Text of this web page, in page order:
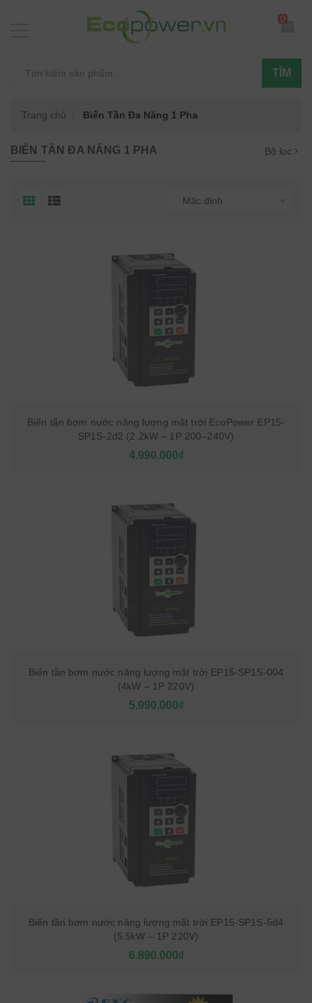
TÌM
0
Trang chủ Biến Tần Đa Năng 1 Pha
BIẾN TẦN ĐA NĂNG 1 PHA Bộ lọc
Mặc định
Biến tần bơm nước năng lượng mặt trời EcoPower EP15-
SP1S-2d2 (2.2kW – 1P 200–240V)
4.990.000₫
Biến tần bơm nước năng lượng mặt trời EP15-SP1S-004
(4kW – 1P 220V)
5.990.000₫
Biến tần bơm nước năng lượng mặt trời EP15-SP1S-5d4
(5.5kW – 1P 220V)
6.890.000₫